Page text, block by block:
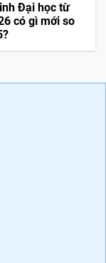
Đại học từ
có gì mới so